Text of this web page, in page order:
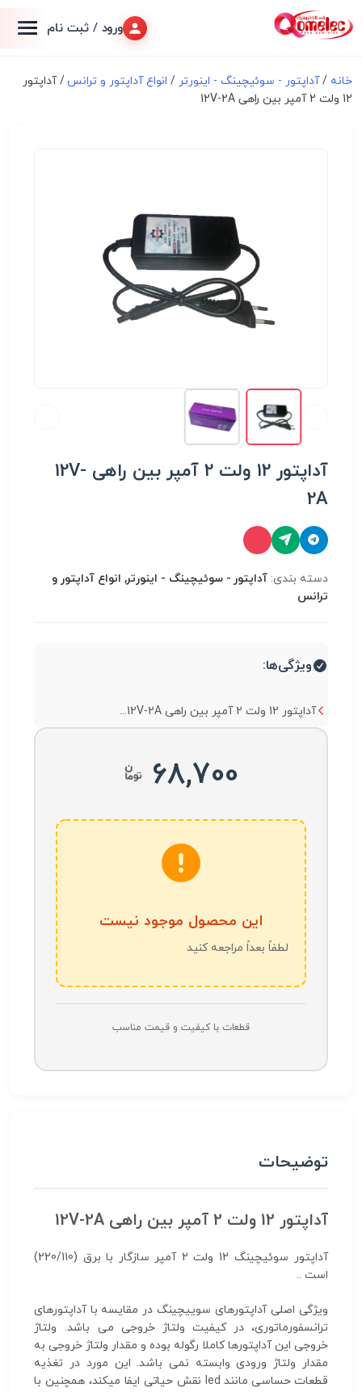
ورود / ثبت نام
خانه /آداپتور - سوئیچینگ - اینورتر / انواع آداپتور و ترانس/ آداپتور
12 ولت 2 آمپر بین راهی 12V-2A
آداپتور 12 ولت 2 آمپر بین راهی 12V-
2A
دسته بندی: آداپتور - سوئیچینگ - اینورتر, انواع آداپتور و
ترانس
ویژگی‌ها:
آداپتور 12 ولت 2 آمپر بین راهی 12V-2A...
68,700
این محصول موجود نیست
لطفاً بعداً مراجعه کنید
قطعات با کیفیت و قیمت مناسب
توضیحات
آداپتور 12 ولت 2 آمپر بین راهی 12V-2A
آداپتور سوئیچینگ 12 ولت 2 آمپر سازگار با برق (220/110)
است ..
ویژگی اصلی آداپتورهای سوییچینگ در مقایسه با آداپتورهای
ترانسفورماتوری، در کیفیت ولتاژ خروجی می باشد. ولتاژ
خروجی این آداپتورها کاملا رگوله بوده و مقدار ولتاژ خروجی به
مقدار ولتاژ ورودی وابسته نمی باشد. این مورد در تغذیه
قطعات حساسی مانند led نقش حیاتی ایفا میکند، همچنین با